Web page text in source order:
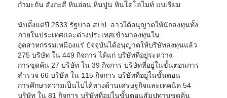
กำมะถัน สังกะสี หินอ่อน หินปูน หินโดโลไมท์ แบเรียม
นับตั้งแต่ปี 2533 รัฐบาล สปป. ลาวได้อนุญาตให้นักลงทุนทั้ง
ภายในประเทศและต่างประเทศเข้ามาลงทุนใน
อุตสาหกรรมเหมืองแร่ ปัจจุบันได้อนุญาตให้บริษัทลงทุนแล้ว
275 บริษัท ใน 449 กิจการ ได้แก่ บริษัทที่อยู่ระหว่าง
การขุดค้น 27 บริษัท ใน 39 กิจการ บริษัทที่อยู่ในขั้นตอนการ
สำรวจ 66 บริษัท ใน 115 กิจการ บริษัทที่อยู่ในขั้นตอน
การศึกษาความเป็นไปได้ทางด้านเศรษฐกิจและเทคนิค 54
บริษัท ใน 81 กิจการ บริษัทที่อยู่ในขั้นตอนสัมปทานขุดค้น